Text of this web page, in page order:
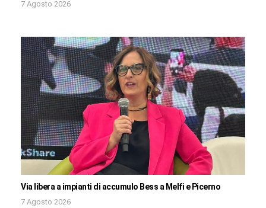
7 Agosto 2026
Via libera a impianti di accumulo Bess a Melfi e Picerno
7 Agosto 2026